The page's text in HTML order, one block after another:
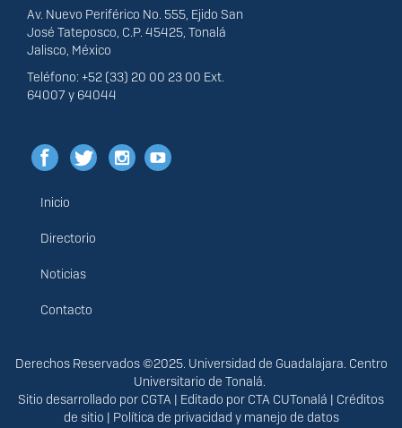
Av. Nuevo Periférico No. 555, Ejido San
José Tateposco, C.P. 45425, Tonalá
Jalisco, México
Teléfono: +52 (33) 20 00 23 00 Ext.
64007 y 64044
Menú
principal
Inicio
Directorio
Noticias
Contacto
Derechos
Derechos Reservados ©2025. Universidad de Guadalajara. Centro
Universitario de Tonalá.
Sitio desarrollado por CGTA | Editado por CTA CUTonalá | Créditos
de sitio | Política de privacidad y manejo de datos